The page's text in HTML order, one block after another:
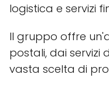
logistica e servizi
Il gruppo offre
postali, dai servizi
vasta scelta di